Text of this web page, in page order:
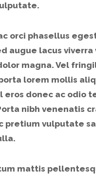
orci phasellus
augue lacus
magna. Vel
lorem mollis
eros donec ac odio
nibh venenatis
vulputate
mattis